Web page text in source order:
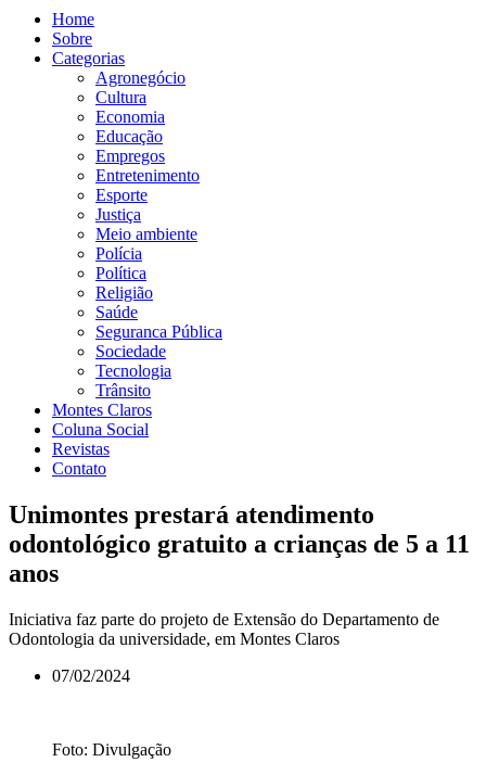
Home
Sobre
Categorias
Agronegócio
Cultura
Economia
Educação
Empregos
Entretenimento
Esporte
Justiça
Meio ambiente
Polícia
Política
Religião
Saúde
Seguranca Pública
Sociedade
Tecnologia
Trânsito
Montes Claros
Coluna Social
Revistas
Contato
Unimontes prestará atendimento
odontológico gratuito a crianças de 5 a 11
anos
Iniciativa faz parte do projeto de Extensão do Departamento de
Odontologia da universidade, em Montes Claros
07/02/2024
Foto: Divulgação